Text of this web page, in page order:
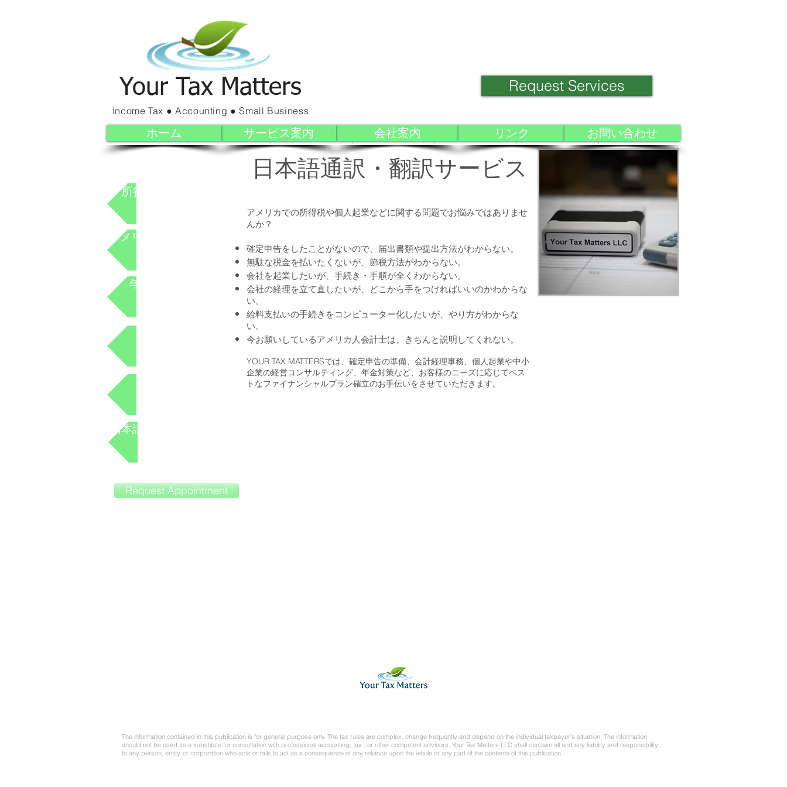
Your Tax Matters Request Services
Income Tax ● Accounting ● Small Business
Home Services Meet Our Team Client Link Contact Us 日本語ブログ
会社案内 リンク お問い合わせ
サービス案内
ホーム
所得税申告サービス
アメリカ不動産投資の税務
年金対策 保険対策
日本語通訳・翻訳サービス
日本語通訳・翻訳サービス
アメリカでの所得税や個人起業などに関する問題でお悩みではありませ
んか？
確定申告をしたことがないので、届出書類や提出方法がわからない。
無駄な税金を払いたくないが、節税方法がわからない。
会社を起業したいが、手続き・手順が全くわからない。
会社の経理を立て直したいが、どこから手をつければいいのかわからな
い。
給料支払いの手続きをコンピューター化したいが、やり方がわからな
い。
今お願いしているアメリカ人会計士は、きちんと説明してくれない。
YOUR TAX MATTERSでは、確定申告の準備、会計経理事務、個人起業や中小
企業の経営コンサルティング、年金対策など、お客様のニーズに応じてベス
トなファイナンシャルプラン確立のお手伝いをさせていただきます。
Request Appointment
The information contained in this publication is for general purpose only. The tax rules are complex, change frequently and depend on the individual taxpayer’s situation. The information
should not be used as a substitute for consultation with professional accounting, tax , or other competent advisors. Your Tax Matters LLC shall disclaim all and any liability and responsibility
to any person, entity, or corporation who acts or fails to act as a consequence of any reliance upon the whole or any part of the contents of this publication.